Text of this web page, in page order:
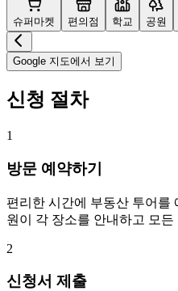
슈퍼마켓 편의점 학교 공원
Google 지도에서 보기
신청 절차
1
방문 예약하기
편리한 시간에 부동산 투어를
원이 각 장소를 안내하고 모
2
신청서 제출